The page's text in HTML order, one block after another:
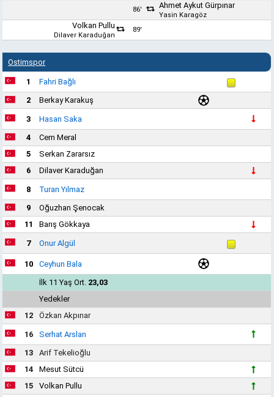
86' Ahmet Aykut Gürpınar
Yasin Karagöz
Volkan Pullu
Dilaver Karaduğan
89'
Ostimspor
1
Fahri Bağlı
2
Berkay Karakuş
3
Hasan Saka
4
Cem Meral
5
Serkan Zararsız
6
Dilaver Karaduğan
8
Turan Yılmaz
9
Oğuzhan Şenocak
11
Barış Gökkaya
7 Onur Algül
10
Ceyhun Bala
İlk 11 Yaş Ort. 23,03
Yedekler
12
Özkan Akpınar
16
Serhat Arslan
13
Arif Tekelioğlu
14
Mesut Sütcü
15
Volkan Pullu